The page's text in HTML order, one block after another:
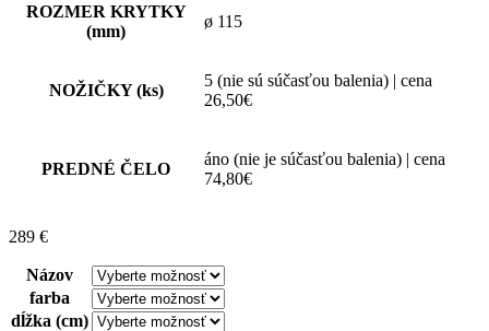
ROZMER KRYTKY
(mm)
ø 115
NOŽIČKY (ks)
5 (nie sú súčasťou balenia) | cena
26,50€
PREDNÉ ČELO
áno (nie je súčasťou balenia) | cena
74,80€
289 €
Názov
farba
dĺžka (cm)